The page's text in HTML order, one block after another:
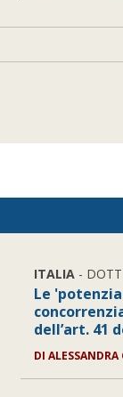
ITALIA -
Le
dell’art. 41
DI